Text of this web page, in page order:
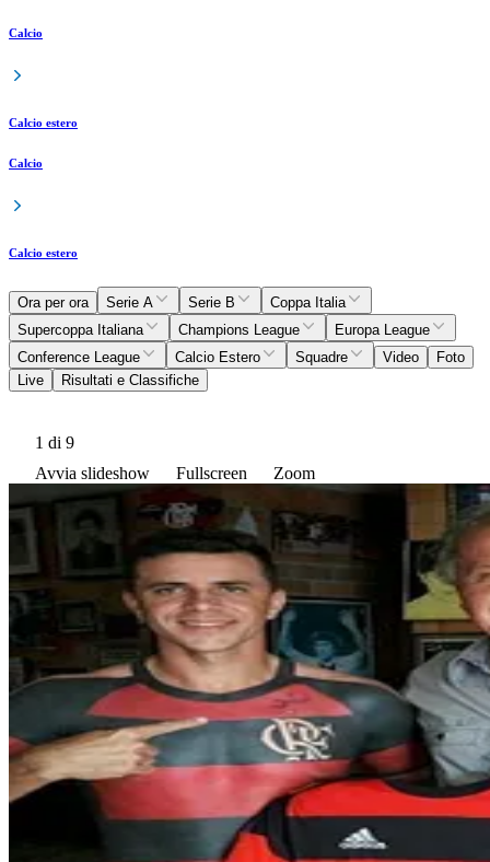
Calcio
Calcio estero
Calcio
Calcio estero
Ora per ora Serie A Serie B
Coppa Italia
Supercoppa Italiana
Champions League
Europa League
Conference League
Calcio Estero Squadre Video
Foto
Live
Risultati e Classifiche
1 di 9
Avvia slideshow
Fullscreen Zoom